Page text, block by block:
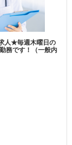
人★毎週木曜日の
務です！（一般内